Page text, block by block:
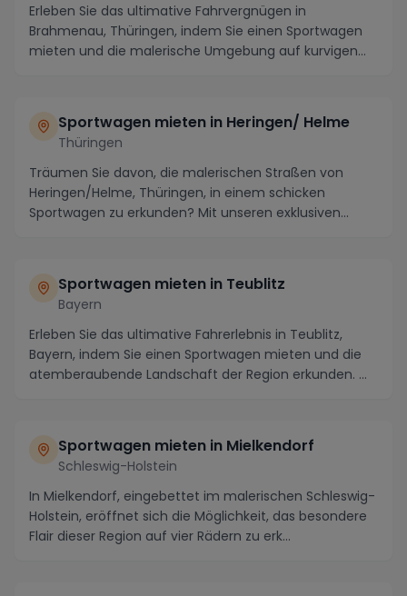
Erleben Sie das ultimative Fahrvergnügen in
Brahmenau, Thüringen, indem Sie einen Sportwagen
mieten und die malerische Umgebung auf kurvigen
Sportwagen mieten in Heringen/ Helme
Thüringen
Träumen Sie davon, die malerischen Straßen von
Heringen/Helme, Thüringen, in einem schicken
Sportwagen zu erkunden? Mit unseren exklusiven
Sportwagen mieten in Teublitz
Bayern
Erleben Sie das ultimative Fahrerlebnis in Teublitz,
Bayern, indem Sie einen Sportwagen mieten und die
atemberaubende Landschaft der Region erkunden. ...
Sportwagen mieten in Mielkendorf
Schleswig-Holstein
In Mielkendorf, eingebettet im malerischen Schleswig-
Holstein, eröffnet sich die Möglichkeit, das besondere
Flair dieser Region auf vier Rädern zu erk...